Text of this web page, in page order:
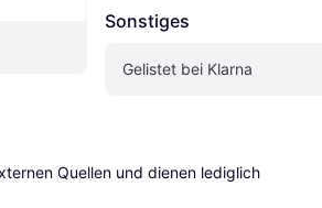
Sonstiges
Gelistet bei Klarna
Quellen und dienen lediglich